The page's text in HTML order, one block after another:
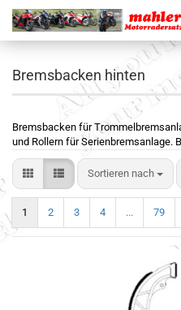
Bremsbacken hinten
Bremsbacken für
und Rollern für Serienbremsanlage.
Sortieren nach
1 2 3 4 ... 79